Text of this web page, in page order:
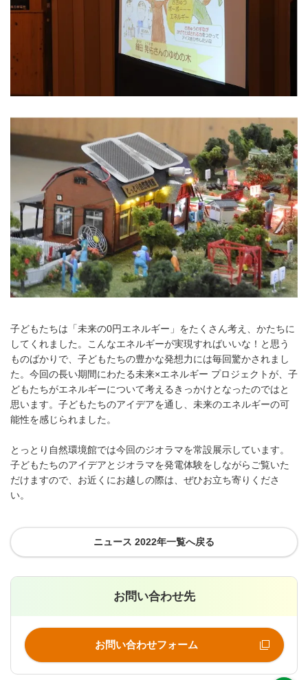
子どもたちは「未来の0円エネルギー」をたくさん考え、かたちに
してくれました。こんなエネルギーが実現すればいいな！と思う
ものばかりで、子どもたちの豊かな発想力には毎回驚かされまし
た。今回の長い期間にわたる未来×エネルギー プロジェクトが、子
どもたちがエネルギーについて考えるきっかけとなったのではと
思います。子どもたちのアイデアを通し、未来のエネルギーの可
能性を感じられました。
とっとり自然環境館では今回のジオラマを常設展示しています。
子どもたちのアイデアとジオラマを発電体験をしながらご覧いた
だけますので、お近くにお越しの際は、ぜひお立ち寄りくださ
い。
ニュース 2022年一覧へ戻る
お問い合わせ先
お問い合わせフォーム